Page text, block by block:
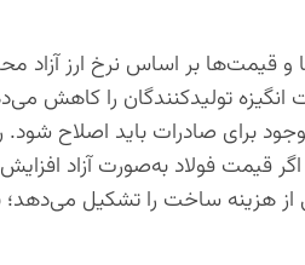
قیمت‌ها بر اساس نرخ ارز آزاد
تولیدکنندگان را کاهش
برای صادرات باید اصلاح شود.
قیمت فولاد به‌صورت آزاد
ساخت را تشکیل می‌دهد؛